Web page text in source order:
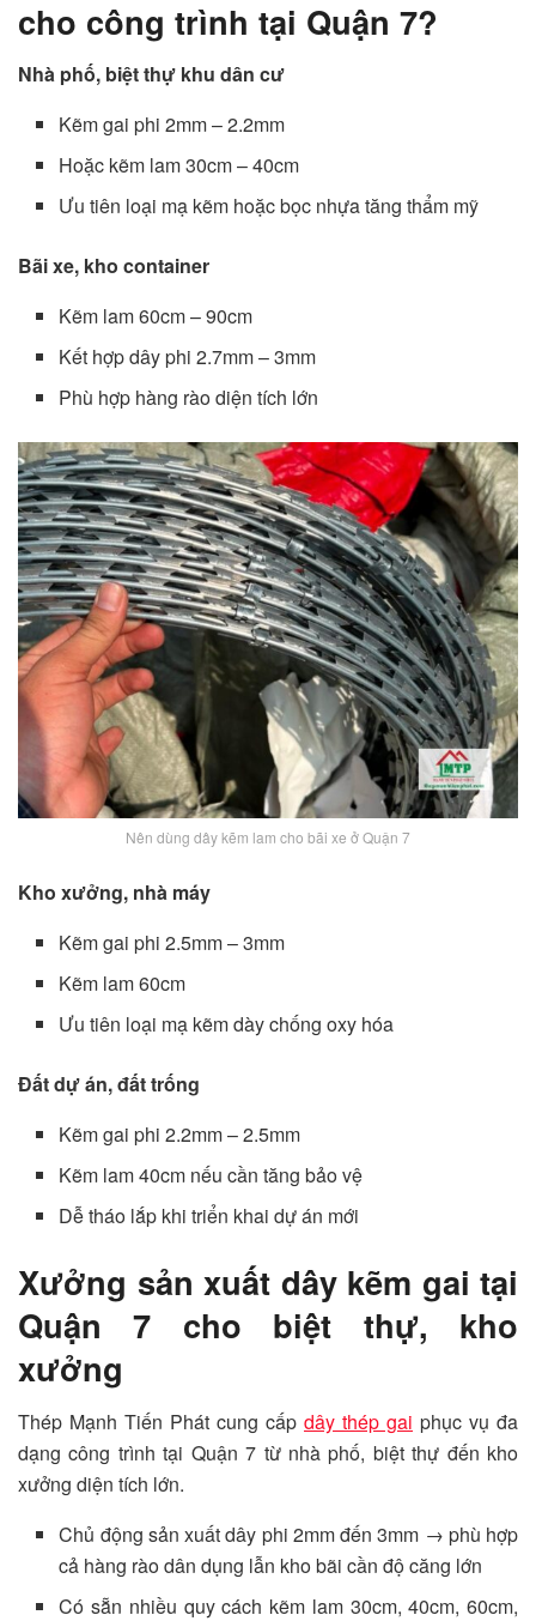
cho công trình tại Quận 7?
Nhà phố, biệt thự khu dân cư
Kẽm gai phi 2mm – 2.2mm
Hoặc kẽm lam 30cm – 40cm
Ưu tiên loại mạ kẽm hoặc bọc nhựa tăng thẩm mỹ
Bãi xe, kho container
Kẽm lam 60cm – 90cm
Kết hợp dây phi 2.7mm – 3mm
Phù hợp hàng rào diện tích lớn
Nên dùng dây kẽm lam cho bãi xe ở Quận 7
Kho xưởng, nhà máy
Kẽm gai phi 2.5mm – 3mm
Kẽm lam 60cm
Ưu tiên loại mạ kẽm dày chống oxy hóa
Đất dự án, đất trống
Kẽm gai phi 2.2mm – 2.5mm
Kẽm lam 40cm nếu cần tăng bảo vệ
Dễ tháo lắp khi triển khai dự án mới
Xưởng sản xuất dây kẽm gai tại
Quận 7 cho biệt thự, kho
xưởng
Thép Mạnh Tiến Phát cung cấp dây thép gai phục vụ đa
dạng công trình tại Quận 7 từ nhà phố, biệt thự đến kho
xưởng diện tích lớn.
Chủ động sản xuất dây phi 2mm đến 3mm → phù hợp
cả hàng rào dân dụng lẫn kho bãi cần độ căng lớn
Có sẵn nhiều quy cách kẽm lam 30cm, 40cm, 60cm,